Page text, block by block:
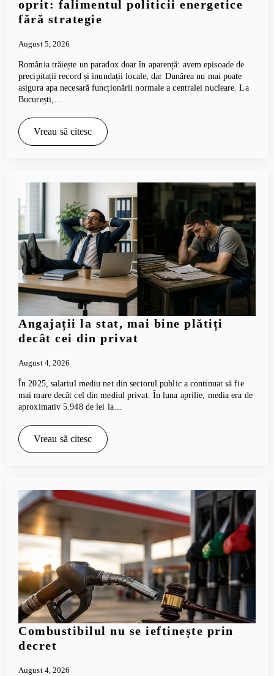
oprit: falimentul politicii energetice
fără strategie
August 5, 2026
România trăiește un paradox doar în aparență: avem episoade de
precipitații record și inundații locale, dar Dunărea nu mai poate
asigura apa necesară funcționării normale a centralei nucleare. La
București,…
Vreau să citesc
Angajații la stat, mai bine plătiți
decât cei din privat
August 4, 2026
În 2025, salariul mediu net din sectorul public a continuat să fie
mai mare decât cel din mediul privat. În luna aprilie, media era de
aproximativ 5.948 de lei la…
Vreau să citesc
Combustibilul nu se ieftinește prin
decret
August 4, 2026